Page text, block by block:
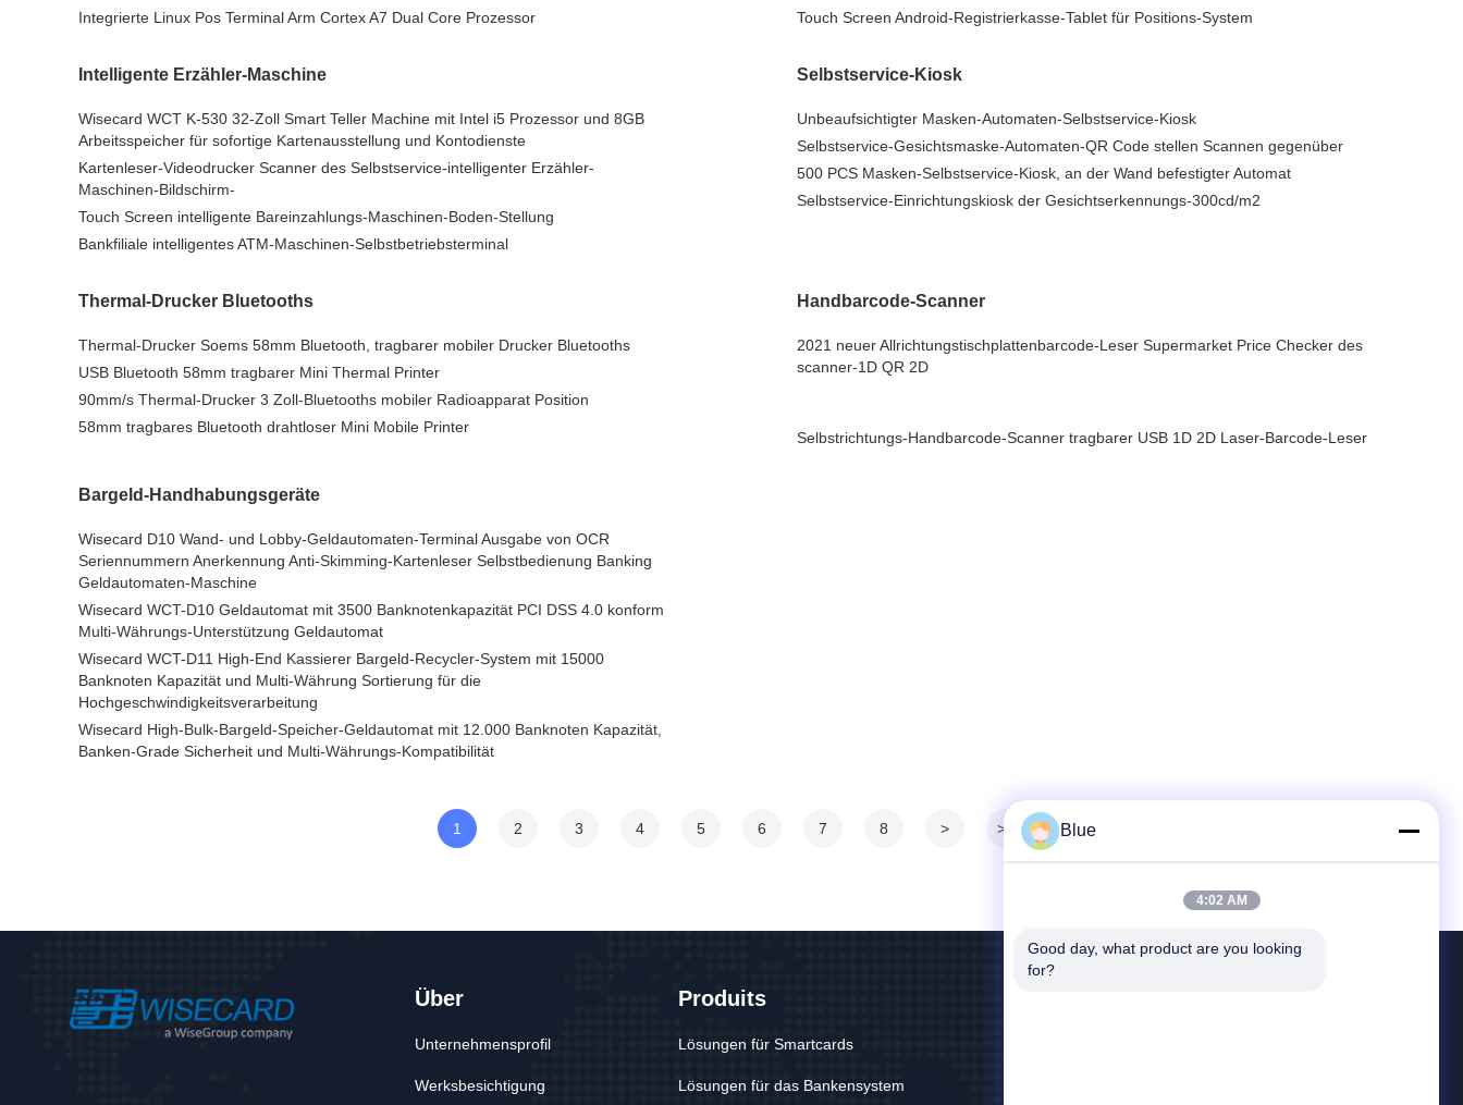
Integrierte Linux Pos Terminal Arm Cortex A7 Dual Core Prozessor
Touch Screen Android-Registrierkasse-Tablet für Positions-System
Intelligente Erzähler-Maschine
Wisecard WCT K-530 32-Zoll Smart Teller Machine mit Intel i5 Prozessor und 8GB
Arbeitsspeicher für sofortige Kartenausstellung und Kontodienste
Kartenleser-Videodrucker Scanner des Selbstservice-intelligenter Erzähler-
Maschinen-Bildschirm-
Touch Screen intelligente Bareinzahlungs-Maschinen-Boden-Stellung
Bankfiliale intelligentes ATM-Maschinen-Selbstbetriebsterminal
Selbstservice-Kiosk
Unbeaufsichtigter Masken-Automaten-Selbstservice-Kiosk
Selbstservice-Gesichtsmaske-Automaten-QR Code stellen Scannen gegenüber
500 PCS Masken-Selbstservice-Kiosk, an der Wand befestigter Automat
Selbstservice-Einrichtungskiosk der Gesichtserkennungs-300cd/m2
Thermal-Drucker Bluetooths
Thermal-Drucker Soems 58mm Bluetooth, tragbarer mobiler Drucker Bluetooths
USB Bluetooth 58mm tragbarer Mini Thermal Printer
90mm/s Thermal-Drucker 3 Zoll-Bluetooths mobiler Radioapparat Position
58mm tragbares Bluetooth drahtloser Mini Mobile Printer
Handbarcode-Scanner
2021 neuer Allrichtungstischplattenbarcode-Leser Supermarket Price Checker des
scanner-1D QR 2D
Selbstrichtungs-Handbarcode-Scanner tragbarer USB 1D 2D Laser-Barcode-Leser
Bargeld-Handhabungsgeräte
Wisecard D10 Wand- und Lobby-Geldautomaten-Terminal Ausgabe von OCR
Seriennummern Anerkennung Anti-Skimming-Kartenleser Selbstbedienung Banking
Geldautomaten-Maschine
Wisecard WCT-D10 Geldautomat mit 3500 Banknotenkapazität PCI DSS 4.0 konform
Multi-Währungs-Unterstützung Geldautomat
Wisecard WCT-D11 High-End Kassierer Bargeld-Recycler-System mit 15000
Banknoten Kapazität und Multi-Währung Sortierung für die
Hochgeschwindigkeitsverarbeitung
Wisecard High-Bulk-Bargeld-Speicher-Geldautomat mit 12.000 Banknoten Kapazität,
Banken-Grade Sicherheit und Multi-Währungs-Kompatibilität
1 2 3 4 5 6 7 8 > >>
Über
Unternehmensprofil
Werksbesichtigung
Produits
Lösungen für Smartcards
Lösungen für das Bankensystem
Blue
4:02 AM
Good day, what product are you looking
for?